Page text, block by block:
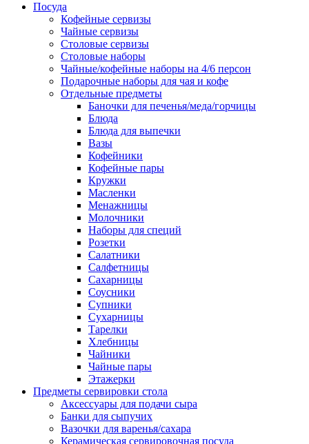
Посуда
Кофейные сервизы
Чайные сервизы
Столовые сервизы
Столовые наборы
Чайные/кофейные наборы на 4/6 персон
Подарочные наборы для чая и кофе
Отдельные предметы
Баночки для печенья/меда/горчицы
Блюда
Блюда для выпечки
Вазы
Кофейники
Кофейные пары
Кружки
Масленки
Менажницы
Молочники
Наборы для специй
Розетки
Салатники
Салфетницы
Сахарницы
Соусники
Супники
Сухарницы
Тарелки
Хлебницы
Чайники
Чайные пары
Этажерки
Предметы сервировки стола
Аксессуары для подачи сыра
Банки для сыпучих
Вазочки для варенья/сахара
Керамическая сервировочная посуда